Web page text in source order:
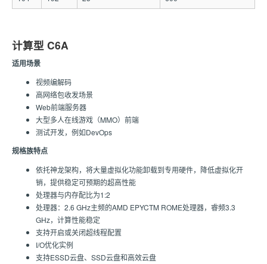
计算型 C6A
适用场景
视频编解码
高网络包收发场景
Web前端服务器
大型多人在线游戏（MMO）前端
测试开发，例如DevOps
规格族特点
依托神龙架构，将大量虚拟化功能卸载到专用硬件，降低虚拟化开
销，提供稳定可预期的超高性能
处理器与内存配比为1:2
处理器：2.6 GHz主频的AMD EPYCTM ROME处理器，睿频3.3
GHz，计算性能稳定
支持开启或关闭超线程配置
I/O优化实例
支持ESSD云盘、SSD云盘和高效云盘